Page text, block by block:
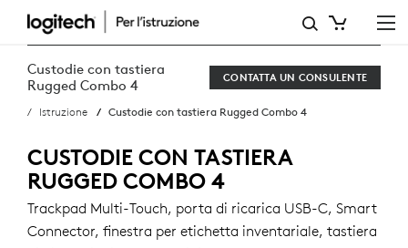
CUSTODIE
CON
TASTIERA
PER
IPAD
RUGGED
COMBO
Custodie con tastiera
Rugged Combo 4
CONTATTA UN CONSULENTE
Istruzione Custodie con tastiera Rugged Combo 4
CUSTODIE CON TASTIERA
RUGGED COMBO 4
Trackpad Multi-Touch, porta di ricarica USB-C, Smart
Connector, finestra per etichetta inventariale, tastiera